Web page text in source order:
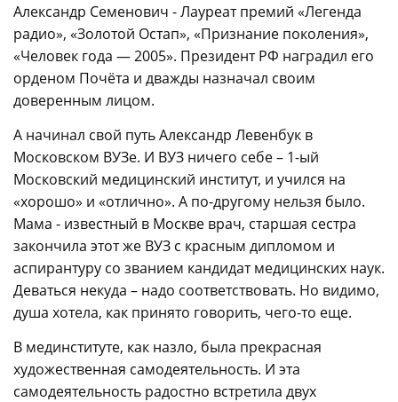
Александр Семенович - Лауреат премий «Легенда
радио», «Золотой Остап», «Признание поколения»,
«Человек года — 2005». Президент РФ наградил его
орденом Почёта и дважды назначал своим
доверенным лицом.
А начинал свой путь Александр Левенбук в
Московском ВУЗе. И ВУЗ ничего себе – 1-ый
Московский медицинский институт, и учился на
«хорошо» и «отлично». А по-другому нельзя было.
Мама - известный в Москве врач, старшая сестра
закончила этот же ВУЗ с красным дипломом и
аспирантуру со званием кандидат медицинских наук.
Деваться некуда – надо соответствовать. Но видимо,
душа хотела, как принято говорить, чего-то еще.
В мединституте, как назло, была прекрасная
художественная самодеятельность. И эта
самодеятельность радостно встретила двух